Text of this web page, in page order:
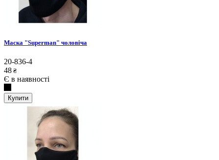
Маска "Superman" чоловіча
20-836-4
48 ₴
Є в наявності
Купити